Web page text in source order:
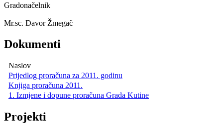
Gradonačelnik
Mr.sc. Davor Žmegač
Dokumenti
Naslov
Prijedlog proračuna za 2011. godinu
Knjiga proračuna 2011.
1. Izmjene i dopune proračuna Grada Kutine
Projekti